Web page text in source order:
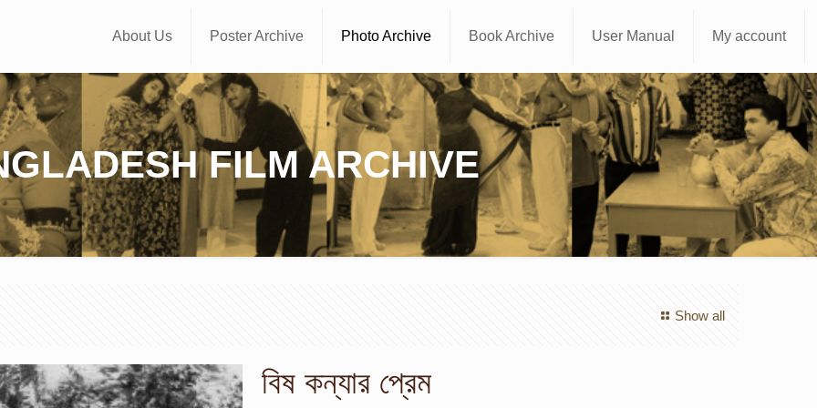
About Us Poster Archive Photo Archive Book Archive User Manual My account
FILM ARCHIVE
Show all
বিষ কন্যার প্রেম